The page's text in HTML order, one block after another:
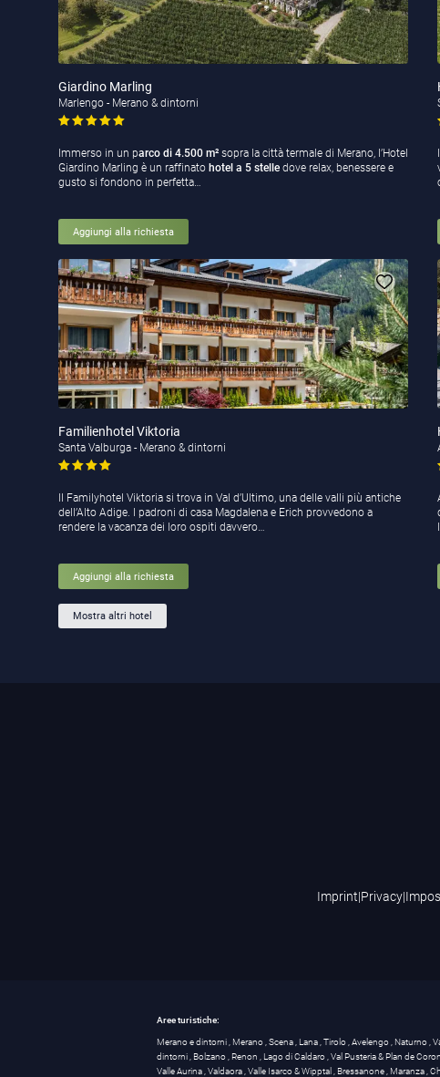
Giardino Marling
Marlengo - Merano & dintorni
Immerso in un parco di 4.500 m² sopra la città termale di Merano, l’Hotel
Giardino Marling è un raffinato hotel a 5 stelle dove relax, benessere e
gusto si fondono in perfetta…
Aggiungi alla richiesta
Familienhotel Viktoria
Santa Valburga - Merano & dintorni
Il Familyhotel Viktoria si trova in Val d’Ultimo, una delle valli più antiche
dell’Alto Adige. I padroni di casa Magdalena e Erich provvedono a
rendere la vacanza dei loro ospiti davvero…
Aggiungi alla richiesta
Mostra altri hotel
Imprint|Privacy|
Aree turistiche:
Merano e dintorni, Merano,Scena, Lana,Tirolo,Avelengo, Naturno,
dintorni, Bolzano,Renon , Lago di Caldaro,Val Pusteria & Plan de
Valle Aurina,Valdaora,Valle Isarco & Wipptal , Bressanone, Maranza,